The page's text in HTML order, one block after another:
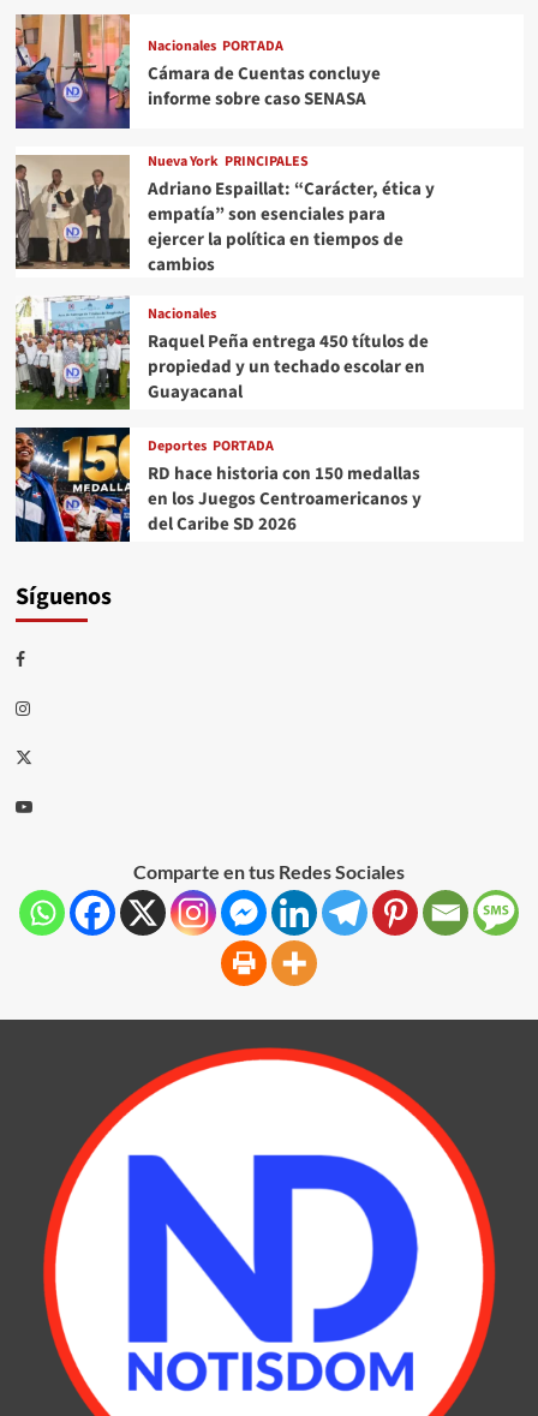
Nacionales PORTADA
Cámara de Cuentas concluye
informe sobre caso SENASA
Nueva York PRINCIPALES
Adriano Espaillat: “Carácter, ética y
empatía” son esenciales para
ejercer la política en tiempos de
cambios
Nacionales
Raquel Peña entrega 450 títulos de
propiedad y un techado escolar en
Guayacanal
Deportes PORTADA
RD hace historia con 150 medallas
en los Juegos Centroamericanos y
del Caribe SD 2026
Síguenos
Comparte en tus Redes Sociales